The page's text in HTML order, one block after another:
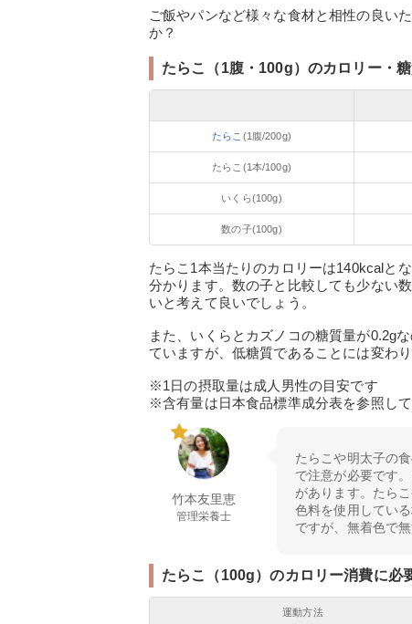
ご飯やパンなど様々な食材と相性の良い
か？
たらこ（1腹・100g）のカロリー・
たらこ (1腹/200g)
たらこ(1本/100g)
いくら(100g)
数の子(100g)
たらこ1本当たりのカロリーは140kcalと
分かります。数の子と比較しても少ない
いと考えて良いでしょう。
また、いくらとカズノコの糖質量が0.2g
ていますが、低糖質であることには変わ
※1日の摂取量は成人男性の目安です
※含有量は日本食品標準成分表を参照し
竹本友里恵
管理栄養士
たらこや明太子の
で注意が必要です
があります。たら
色料を使用してい
ですが、無着色で
たらこ（100g）のカロリー消費に必
運動方法